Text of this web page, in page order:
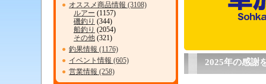
● オススメ商品情報 (3108)
ルアー (1157)
磯釣り (344)
船釣り (2054)
その他 (321)
● 釣果情報 (1176)
● イベント情報 (605)
● 営業情報 (258)
2025年の感謝